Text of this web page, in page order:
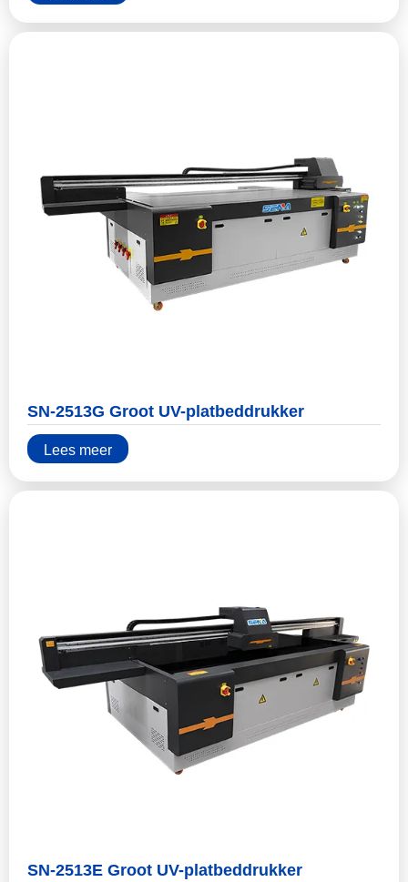
SN-2513G Groot UV-platbeddrukker
Lees meer
SN-2513E Groot UV-platbeddrukker